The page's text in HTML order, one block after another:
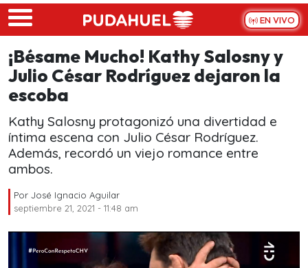
Skip to main content
EN VIVO
¡Bésame Mucho! Kathy Salosny y
Julio César Rodríguez dejaron la
escoba
Kathy Salosny protagonizó una divertidad e
íntima escena con Julio César Rodríguez.
Además, recordó un viejo romance entre
ambos.
Por José Ignacio Aguilar
septiembre 21, 2021 - 11:48 am